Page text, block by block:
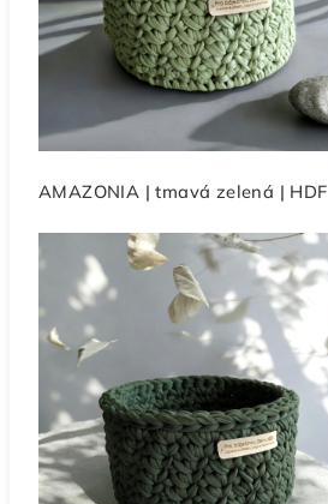
AMAZONIA | tmavá zelená | HDF